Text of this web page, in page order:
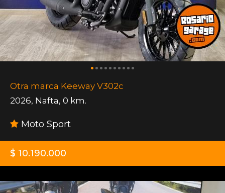
Otra marca Keeway V302c
2026, Nafta, 0 km.
Moto Sport
$ 10.190.000